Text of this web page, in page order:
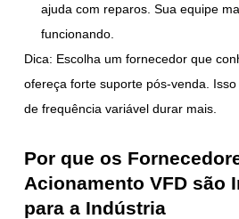
ajuda com reparos. Sua equipe
funcionando.
Dica: Escolha um fornecedor que
ofereça forte suporte pós-venda.
de frequência variável durar mais.
Por que os
Acionamento VFD são
para a Indústria